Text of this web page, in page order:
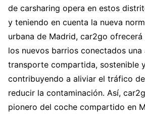
de carsharing opera en estos
y teniendo en cuenta la nueva
urbana de Madrid, car2go
los nuevos barrios conectados
transporte compartida, sostenible
contribuyendo a aliviar el tráfico
reducir la contaminación. Así,
pionero del coche compartido en